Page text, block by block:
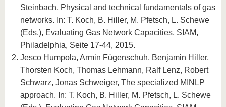
Steinbach, Physical and technical fundamentals of gas
networks. In: T. Koch, B. Hiller, M. Pfetsch, L. Schewe
(Eds.), Evaluating Gas Network Capacities, SIAM,
Philadelphia, Seite 17-44, 2015.
Jesco Humpola, Armin Fügenschuh, Benjamin Hiller,
Thorsten Koch, Thomas Lehmann, Ralf Lenz, Robert
Schwarz, Jonas Schweiger, The specialized MINLP
approach. In: T. Koch, B. Hiller, M. Pfetsch, L. Schewe